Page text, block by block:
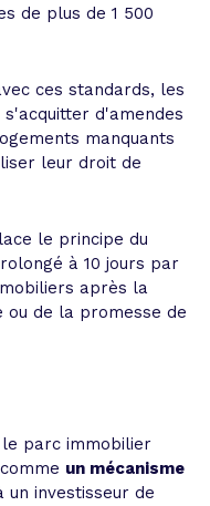
de plus de 1 500
ces standards, les
d'amendes
manquants
leur droit de
le principe du
à 10 jours par
après la
ou de la promesse de
parc immobilier
un mécanisme
investisseur de